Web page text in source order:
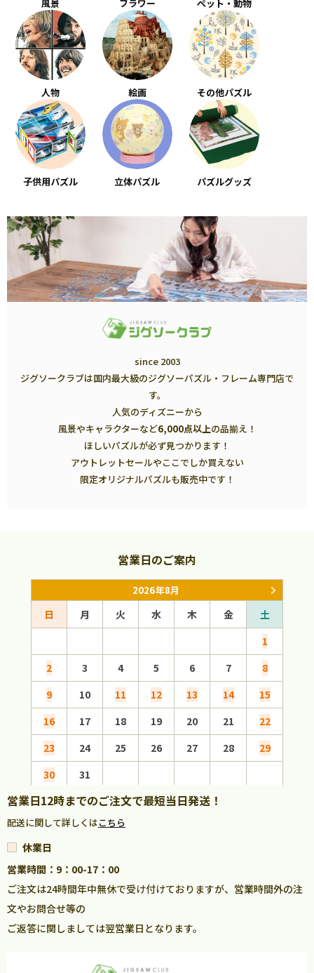
風景 フラワー ペット・動物
人物 絵画 その他パズル
子供用パズル 立体パズル パズルグッズ
since 2003
ジグソークラブは国内最大級のジグソーパズル・フレーム専門店で
す。
人気のディズニーから
風景やキャラクターなど6,000点以上の品揃え！
ほしいパズルが必ず見つかります！
アウトレットセールやここでしか買えない
限定オリジナルパズルも販売中です！
営業日のご案内
2026年8月
日 月 火 水 木 金
土
1
2
3 4 5 6 7
8
9
10 11 12 13 14
15
16
17 18 19 20 21
22
23
24 25 26 27 28
29
30
31
営業日12時までのご注文で最短当日発送！
配送に関して詳しくはこちら
休業日
営業時間：9：00-17：00
ご注文は24時間年中無休で受け付けておりますが、営業時間外の注
文やお問合せ等の
ご返答に関しましては翌営業日となります。